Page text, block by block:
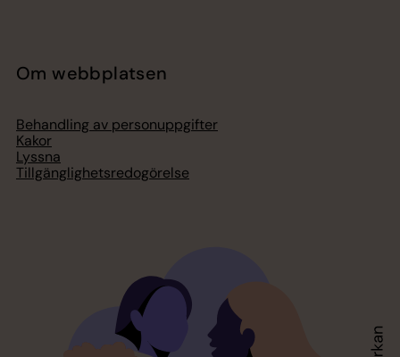
Om webbplatsen
Behandling av personuppgifter
Kakor
Lyssna
Tillgänglighetsredogörelse